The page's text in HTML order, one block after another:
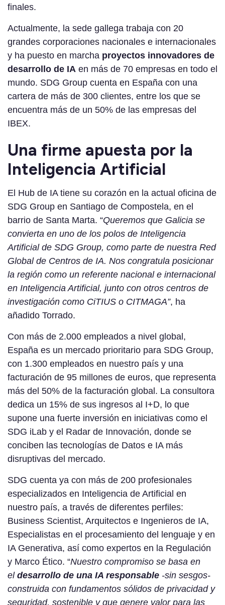
finales.
Actualmente, la sede gallega trabaja con 20
grandes corporaciones nacionales e internacionales
y ha puesto en marcha proyectos innovadores de
desarrollo de IA en más de 70 empresas en todo el
mundo. SDG Group cuenta en España con una
cartera de más de 300 clientes, entre los que se
encuentra más de un 50% de las empresas del
IBEX.
Una firme apuesta por la
Inteligencia Artificial
El Hub de IA tiene su corazón en la actual oficina de
SDG Group en Santiago de Compostela, en el
barrio de Santa Marta. “Queremos que Galicia se
convierta en uno de los polos de Inteligencia
Artificial de SDG Group, como parte de nuestra Red
Global de Centros de IA. Nos congratula posicionar
la región como un referente nacional e internacional
en Inteligencia Artificial, junto con otros centros de
investigación como CiTIUS o CITMAGA”, ha
añadido Torrado.
Con más de 2.000 empleados a nivel global,
España es un mercado prioritario para SDG Group,
con 1.300 empleados en nuestro país y una
facturación de 95 millones de euros, que representa
más del 50% de la facturación global. La consultora
dedica un 15% de sus ingresos al I+D, lo que
supone una fuerte inversión en iniciativas como el
SDG iLab y el Radar de Innovación, donde se
conciben las tecnologías de Datos e IA más
disruptivas del mercado.
SDG cuenta ya con más de 200 profesionales
especializados en Inteligencia de Artificial en
nuestro país, a través de diferentes perfiles:
Business Scientist, Arquitectos e Ingenieros de IA,
Especialistas en el procesamiento del lenguaje y en
IA Generativa, así como expertos en la Regulación
y Marco Ético. “Nuestro compromiso se basa en
el desarrollo de una IA responsable -sin sesgos-
construida con fundamentos sólidos de privacidad y
seguridad, sostenible y que genere valor para las